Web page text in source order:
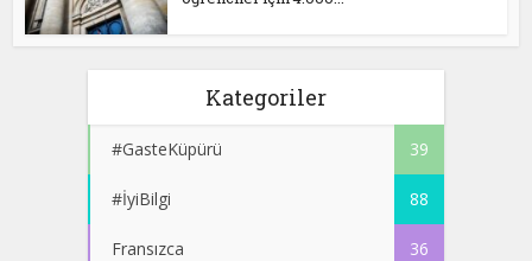
Kategoriler
#GasteKüpürü 39
#İyiBilgi 88
Fransızca 36